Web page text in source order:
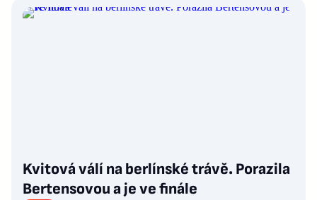
Kvitová válí na berlínské trávě. Porazila
Bertensovou a je ve finále